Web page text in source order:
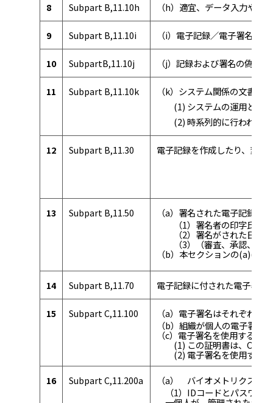
8 Subpart B,11.10h （h）適宜、データ入力や
9 Subpart B,11.10i （i）電子記録／電子署名シ
10 SubpartB,11.10j （j）記録および署名の偽造
11 Subpart B,11.10k
（k）システム関係の文書化
(1) システムの運用と維持
(2) 時系列的に行われるシ
12 Subpart B,11.30 電子記録を作成したり、変更
13 Subpart B,11.50
（a）署名された電子記録に
（1）署名者の印字氏名
（2）署名がされた日時
（3）（審査、承認、責任
（b）本セクションの(a)(1)
14 Subpart B,11.70 電子記録に付された電子署名
15 Subpart C,11.100
（a）電子署名はそれぞれが
（b）組織が個人の電子署
（c）電子署名を使用する
(1) この証明書は、Office
(2) 電子署名を使用する者
16
Subpart C,11.200a
（a） バイオメトリクスに
（1）IDコードとパスワー